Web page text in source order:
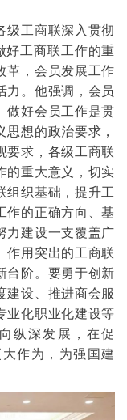
级工商联深入贯彻
好工商联工作的重
革，会员发展工作
力。他强调，会员
做好会员工作是贯
想的政治要求，
要求，各级工商联
的重大意义，切实
组织基础，提升工
作的正确方向、基
力建设一支覆盖广
作用突出的工商联
台阶。要勇于创新
建设、推进商会服
业化职业化建设等
纵深发展，在促
作为，为强国建